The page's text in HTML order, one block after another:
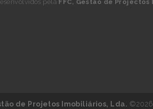
pela FFC, Gestão de
de Projetos Imobiliários, Lda. ©2026